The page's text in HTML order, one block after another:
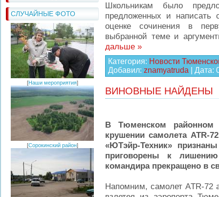
СЛУЧАЙНЫЕ ФОТО
[Наши мероприятия]
[Сорокинский район]
Школьникам было
предложенных и написать
оценке сочинения в
выбранной теме и
дальше »
Категория: Новости
Добавил: znamyatruda | Дата:
ВИНОВНЫЕ НАЙДЕНЫ
В Тюменском районном
крушении самолета ATR-
«ЮТэйр-Техник»
приговорены к
командира прекращено в
Напомним, самолет АTR-72